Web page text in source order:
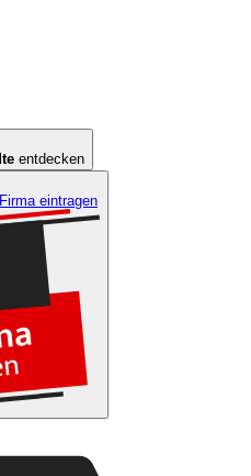
entdecken
eintragen